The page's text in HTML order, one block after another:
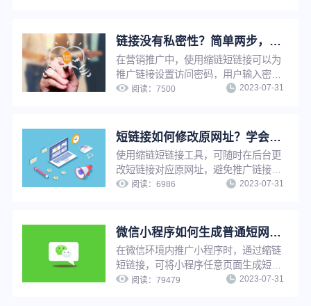
开推广链接时及时知晓是哪位用户打开
了推广链接并及时启动转化行为，可有
效提升短信推广转化效果。
链接没有私密性？简单两步，告别隐私泄露与安全问题
在营销推广中，使用缩链短链接可以为
推广链接设置访问密码，用户输入密码
后方可访问，实现特定内容向特定用户
阅读：7500 2023-07-31
短链接如何修改原网址？学会这招，让推广更轻松
使用缩链短链接工具，可随时在后台更
改短链接对应原网址，避免推广链接因
为原链接影响出现打不开等情况。若短
生成短链接，省时省力，并节省推广资
源。
阅读：6986 2023-07-31
微信小程序如何生成普通短网址？
在微信环境内推广小程序时，通过缩链
短链接，可将小程序任意页面生成短
链，用户点击短链接后可快速跳转至小
阅读：79479 2023-07-31